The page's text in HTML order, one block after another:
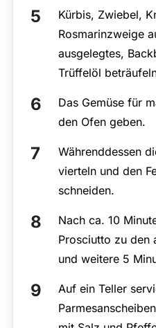
Kürbis, Zwiebel,
Rosmarinzweige
ausgelegtes,
Trüffelöl
Das Gemüse für
den Ofen geben.
Währenddessen
vierteln und den
schneiden.
Nach ca. 10
Prosciutto zu den
und weitere 5
Auf ein Teller